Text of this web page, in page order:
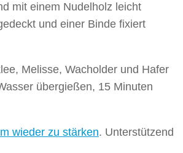
mit einem Nudelholz leicht
und einer Binde fixiert
Melisse, Wacholder und Hafer
übergießen, 15 Minuten
wieder zu stärken. Unterstützend